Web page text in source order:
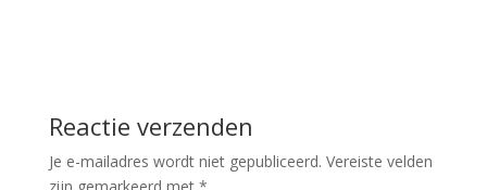
Reactie verzenden
Je e-mailadres wordt niet gepubliceerd. Vereiste velden